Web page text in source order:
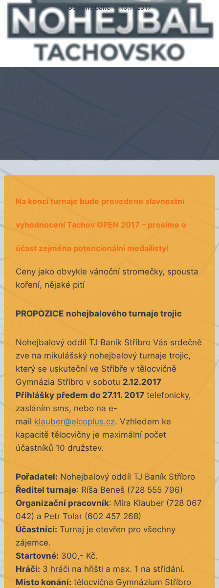
Od nohejbaltc 10.11.2017
Na konci turnaje bude provedeno slavnostní
vyhodnocení Tachov OPEN 2017 – prosíme o
účast zejména potencionální medailisty!
Ceny jako obvykle vánoční stromečky, spousta
koření, nějaké pití
PROPOZICE nohejbalového turnaje trojic
Nohejbalový oddíl TJ Baník Stříbro Vás srdečně
zve na mikulášský nohejbalový turnaje trojic,
který se uskuteční ve Stříbře v tělocvičně
Gymnázia Stříbro v sobotu 2.12.2017
Přihlášky předem do 27.11. 2017 telefonicky,
zasláním sms, nebo na e-
mail klauber@elcoplus.cz. Vzhledem ke
kapacitě tělocvičny je maximální počet
účastníků 10 družstev.
Pořadatel: Nohejbalový oddíl TJ Baník Stříbro
Ředitel turnaje: Ríša Beneš (728 555 796)
Organizační pracovník: Míra Klauber (728 067
042) a Petr Tolar (602 457 268)
Účastníci: Turnaj je otevřen pro všechny
zájemce.
Startovné: 300,- Kč.
Hráči: 3 hráči na hřišti a max. 1 na střídání.
Místo konání: tělocvična Gymnázium Stříbro